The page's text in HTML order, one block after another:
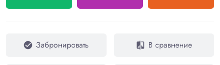
check_circle Забронировать compare В сравнение